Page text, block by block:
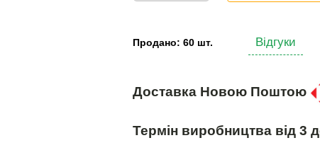
Продано: 60 шт. Відгуки
Доставка Новою Поштою
Термін виробництва від 3